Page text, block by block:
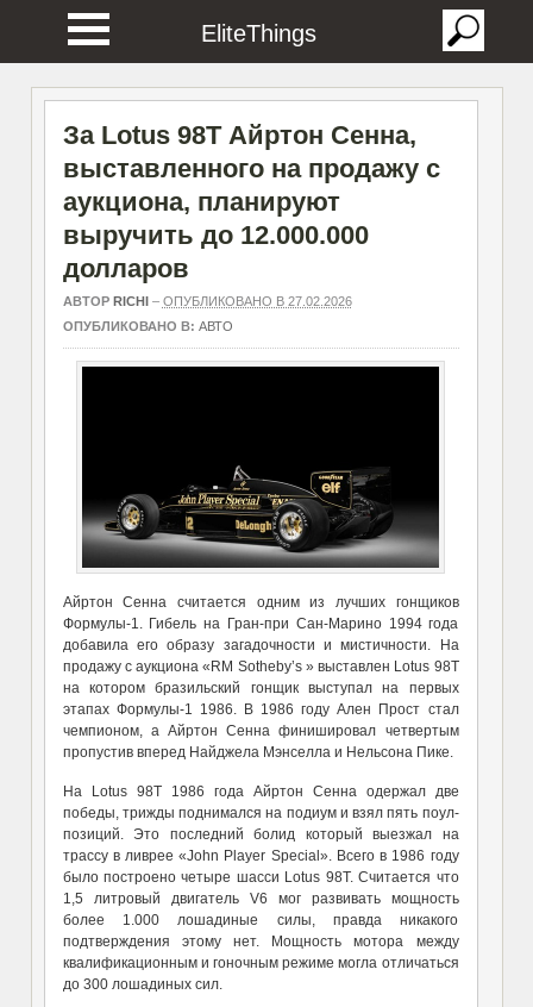
EliteThings
За Lotus 98T Айртон Сенна,
выставленного на продажу с
аукциона, планируют
выручить до 12.000.000
долларов
АВТОР RICHI– ОПУБЛИКОВАНО В 27.02.2026
ОПУБЛИКОВАНО В: АВТО
Айртон Сенна считается одним из лучших гонщиков
Формулы-1. Гибель на Гран-при Сан-Марино 1994 года
добавила его образу загадочности и мистичности.
На
продажу с аукциона « RM Sotheby’s » выставлен Lotus 98T
на котором бразильский гонщик выступал на первых
этапах Формулы-1 1986. В 1986году Ален Прост стал
чемпионом, а Айртон Сенна финишировал четвертым
пропустив вперед Найджела Мэнселла и Нельсона Пике.
На Lotus 98T
1986 года Айртон Сенна одержал две
победы, трижды поднимался на подиум и взял пять поул-
позиций. Это последний болид который выезжал на
трассу в ливрее «John Player Special ». Всего в 1986 году
было построено четыре шасси Lotus 98T. Считается что
1,5 литровый двигатель V6 мог развивать мощность
более 1.000 лошадиные силы, правда никакого
подтверждения этому нет. Мощность мотора между
квалификационным и гоночным режиме могла отличаться
до 300 лошадиных сил.